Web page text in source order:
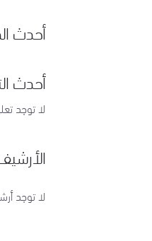
أحدث
أحدث
لا توجد
لا توجد